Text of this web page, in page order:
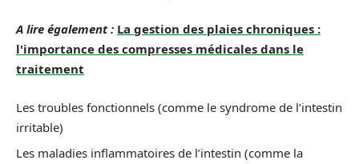
A lire également : La gestion des plaies chroniques :
l'importance des compresses médicales dans le
traitement
Les troubles fonctionnels (comme le syndrome de l’intestin
irritable)
Les maladies inflammatoires de l’intestin (comme la